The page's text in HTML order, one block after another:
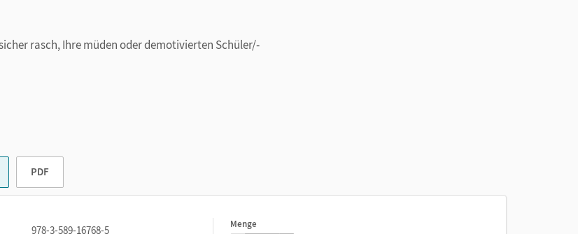
rasch, Ihre müden oder demotivierten Schüler/-
PDF
978-3-589-16768-5
Menge
1